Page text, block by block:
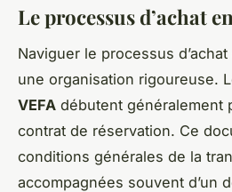
Le processus d’achat
Naviguer le processus d’achat
une organisation rigoureuse.
VEFA débutent généralement
contrat de réservation. Ce
conditions générales de la
accompagnées souvent d’un